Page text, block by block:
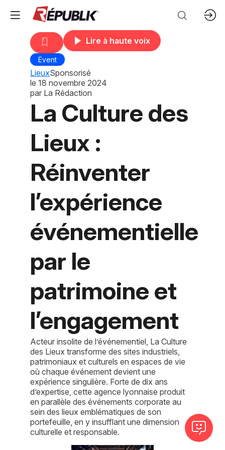
Lire à haute voix
Event
LieuxSponsorisé
le 18 novembre 2024
par La Rédaction
La Culture des
Lieux :
Réinventer
l’expérience
événementielle
par le
patrimoine et
l’engagement
Acteur insolite de l’événementiel, La Culture
des Lieux transforme des sites industriels,
patrimoniaux et culturels en espaces de vie
où chaque événement devient une
expérience singulière. Forte de dix ans
d’expertise, cette agence lyonnaise produit
en parallèle des événements corporate au
sein des lieux emblématiques de son
portefeuille, en y insufflant une dimension
culturelle et responsable.